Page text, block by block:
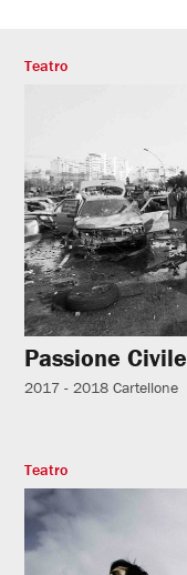
Teatro
Passione Civile
2017 - 2018 Cartellone
Teatro